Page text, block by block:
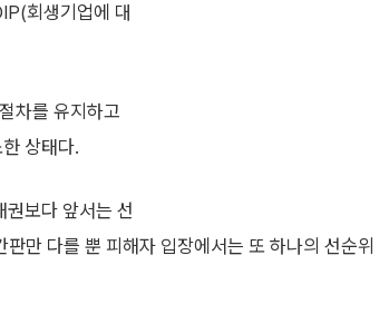
회생기업에 대
차를 유지하고
상태다.
보다 앞서는 선
만 다를 뿐 피해자 입장에서는 또 하나의 선순위